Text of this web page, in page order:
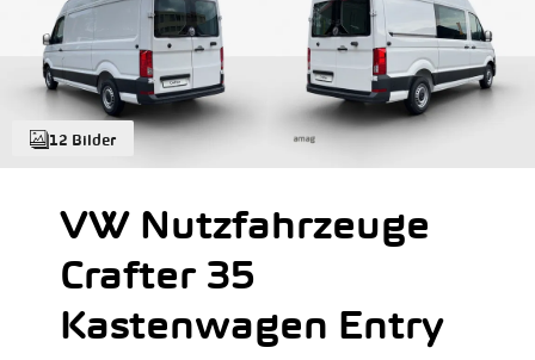
12 Bilder
VW Nutzfahrzeuge
Crafter 35
Kastenwagen Entry